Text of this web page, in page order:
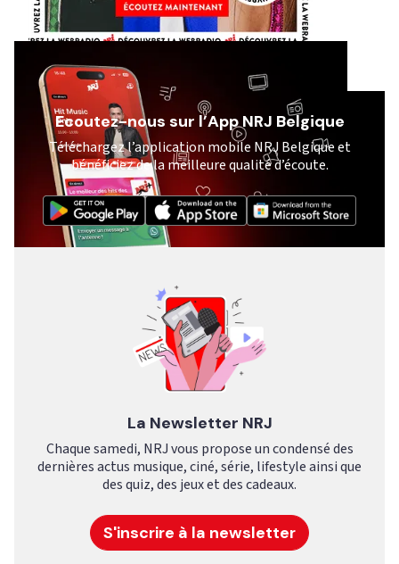
Ecoutez-nous sur l’App NRJ Belgique
Téléchargez l’application mobile NRJ Belgique et
bénéficiez de la meilleure qualité d’écoute.
La Newsletter NRJ
Chaque samedi, NRJ vous propose un condensé des
dernières actus musique, ciné, série, lifestyle ainsi que
des quiz, des jeux et des cadeaux.
S'inscrire à la newsletter